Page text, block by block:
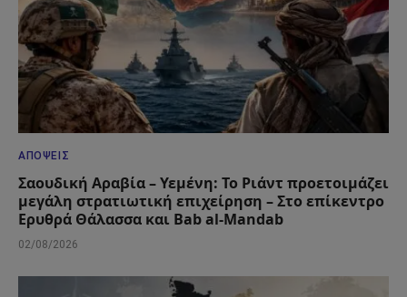
ΑΠΌΨΕΙΣ
Σαουδική Αραβία – Υεμένη: Το Ριάντ προετοιμάζει
μεγάλη στρατιωτική επιχείρηση – Στο επίκεντρο
Ερυθρά Θάλασσα και Bab al-Mandab
02/08/2026